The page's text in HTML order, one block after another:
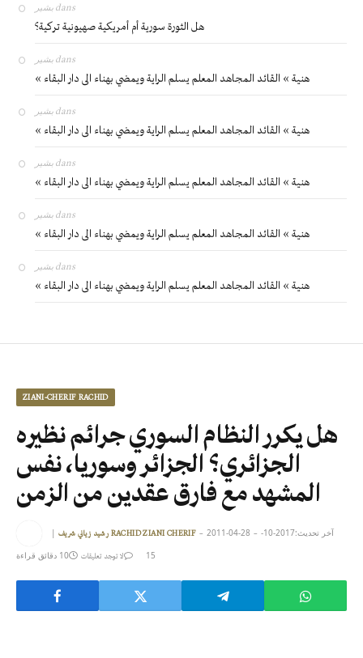
بشير dans
هل الثورة سورية أم أمريكية صهيونية تركية؟
بشير dans
« هنية » القائد المجاهد المعلم يسلم الراية ويمضي بهناء الى دار البقاء
بشير dans
« هنية » القائد المجاهد المعلم يسلم الراية ويمضي بهناء الى دار البقاء
بشير dans
« هنية » القائد المجاهد المعلم يسلم الراية ويمضي بهناء الى دار البقاء
بشير dans
« هنية » القائد المجاهد المعلم يسلم الراية ويمضي بهناء الى دار البقاء
بشير dans
« هنية » القائد المجاهد المعلم يسلم الراية ويمضي بهناء الى دار البقاء
ZIANI-CHERIF RACHID
هل يكرر النظام السوري جرائم نظيره
الجزائري؟ الجزائر وسوريا، نفس
المشهد مع فارق عقدين من الزمن
| رشيد زياني شريف RACHID ZIANI CHERIF 2011-04-28 آخر تحديث: 2017-10-
15 لا توجد تعليقات 10 دقائق قراءة